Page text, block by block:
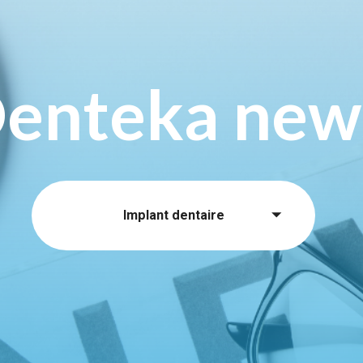
Implant dentaire